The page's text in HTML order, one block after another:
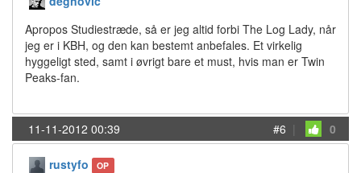
Apropos Studiestræde, så er jeg altid forbi The Log Lady, når
jeg er i KBH, og den kan bestemt anbefales. Et virkelig
hyggeligt sted, samt i øvrigt bare et must, hvis man er Twin
Peaks-fan.
11-11-2012 00:39 #6 | 0
rustyfo OP